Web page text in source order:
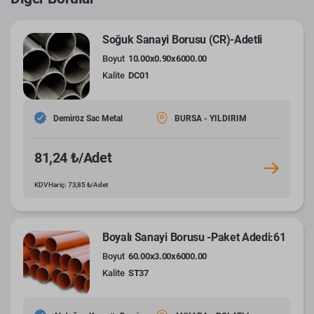
Soğuk Sanayi Borusu (CR)-Adetli
Boyut 10.00x0.90x6000.00
Kalite DC01
Demiröz Sac Metal BURSA - YILDIRIM
81,24 ₺/Adet
KDV Hariç: 73,85 ₺/Adet
Boyalı Sanayi Borusu -Paket Adedi:61
Boyut 60.00x3.00x6000.00
Kalite ST37